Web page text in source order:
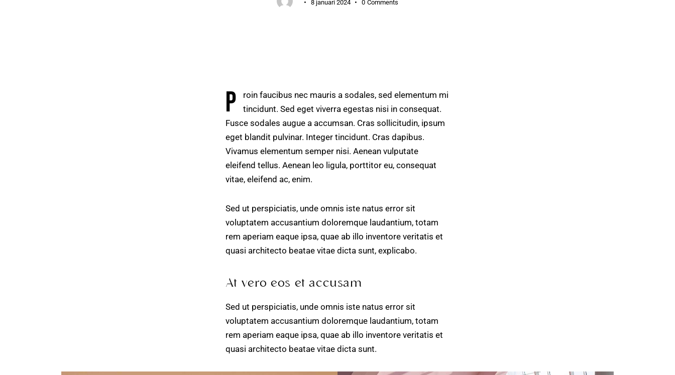
8 januari 2024 0 Comments
P
roin faucibus nec mauris a sodales, sed elementum mi
tincidunt. Sed eget viverra egestas nisi in consequat.
Fusce sodales augue a accumsan. Cras sollicitudin, ipsum
eget blandit pulvinar. Integer tincidunt. Cras dapibus.
Vivamus elementum semper nisi. Aenean vulputate
eleifend tellus. Aenean leo ligula, porttitor eu, consequat
vitae, eleifend ac, enim.
Sed ut perspiciatis, unde omnis iste natus error sit
voluptatem accusantium doloremque laudantium, totam
rem aperiam eaque ipsa, quae ab illo inventore veritatis et
quasi architecto beatae vitae dicta sunt, explicabo.
At vero eos et accusam
Sed ut perspiciatis, unde omnis iste natus error sit
voluptatem accusantium doloremque laudantium, totam
rem aperiam eaque ipsa, quae ab illo inventore veritatis et
quasi architecto beatae vitae dicta sunt.